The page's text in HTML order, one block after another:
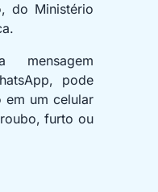
do Ministério
pode
um celular
furto ou